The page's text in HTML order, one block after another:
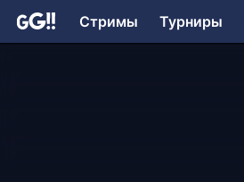
Стримы Турниры